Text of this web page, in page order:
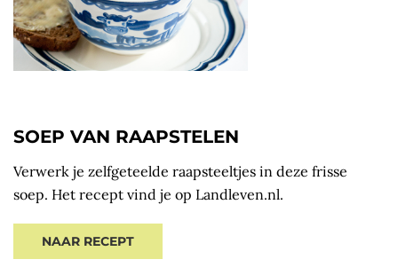
SOEP VAN RAAPSTELEN
Verwerk je zelfgeteelde raapsteeltjes in deze frisse
soep. Het recept vind je op Landleven.nl.
NAAR RECEPT